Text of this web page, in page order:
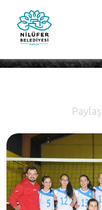
Paylaş